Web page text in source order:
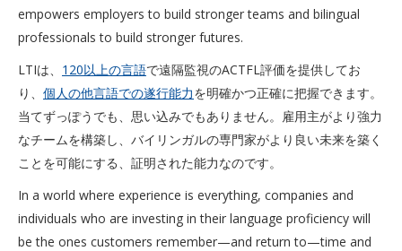
empowers employers to build stronger teams and bilingual
professionals to build stronger futures.
LTIは、 120以上の言語で遠隔監視のACTFL評価を提供してお
り、 個人の他言語での遂行能力を明確かつ正確に把握できます。
当てずっぽうでも、思い込みでもありません。雇用主がより強力
なチームを構築し、バイリンガルの専門家がより良い未来を築く
ことを可能にする、証明された能力なのです。
In a world where experience is everything, companies and
individuals who are investing in their language proficiency will
be the ones customers remember—and return to—time and